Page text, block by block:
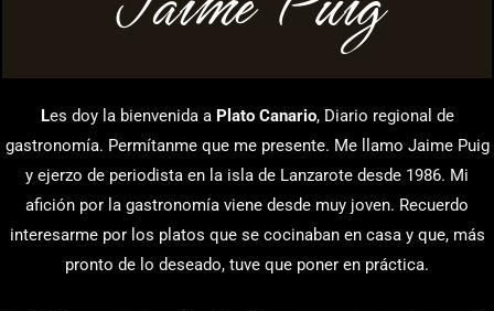
Les doy la bienvenida a Plato Canario, Diario regional de
gastronomía. Permítanme que me presente. Me llamo Jaime Puig
y ejerzo de periodista en la isla de Lanzarote desde 1986. Mi
afición por la gastronomía viene desde muy joven. Recuerdo
interesarme por los platos que se cocinaban en casa y que, más
pronto de lo deseado, tuve que poner en práctica.